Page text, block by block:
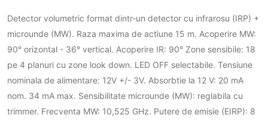
Detector volumetric format dintr-un detector cu infrarosu (IRP) +
microunde (MW). Raza maxima de actiune 15 m. Acoperire MW:
90° orizontal - 36° vertical. Acoperire IR: 90° Zone sensibile: 18
pe 4 planuri cu zone look down. LED OFF selectabile. Tensiune
nominala de alimentare: 12V +/- 3V. Absorbtie la 12 V: 20 mA
nom. 34 mA max. Sensibilitate microunde (MW): reglabila cu
trimmer. Frecventa MW: 10,525 GHz. Putere de emisie (EIRP): 8